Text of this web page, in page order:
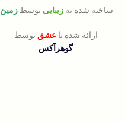
ساخته شده به زیبایی توسط زمین
ارائه شده باعشق توسط
گوهرآکس